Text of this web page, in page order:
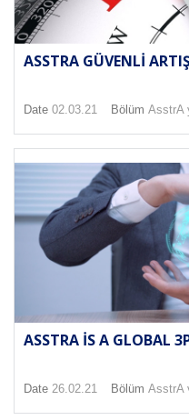
ASSTRA GÜVENLI
Date 02.03.21 Bölüm AsstrA
ASSTRA IS A GLOBAL
Date 26.02.21 Bölüm AsstrA